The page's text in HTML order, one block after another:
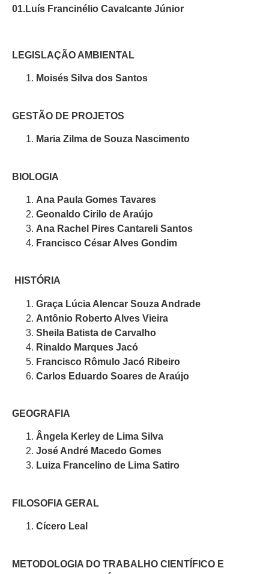
01.Luís Francinélio Cavalcante Júnior
LEGISLAÇÃO AMBIENTAL
Moisés Silva dos Santos
GESTÃO DE PROJETOS
Maria Zilma de Souza Nascimento
BIOLOGIA
Ana Paula Gomes Tavares
Geonaldo Cirilo de Araújo
Ana Rachel Pires Cantareli Santos
Francisco César Alves Gondim
HISTÓRIA
Graça Lúcia Alencar Souza Andrade
Antônio Roberto Alves Vieira
Sheila Batista de Carvalho
Rinaldo Marques Jacó
Francisco Rômulo Jacó Ribeiro
Carlos Eduardo Soares de Araújo
GEOGRAFIA
Ângela Kerley de Lima Silva
José André Macedo Gomes
Luiza Francelino de Lima Satiro
FILOSOFIA GERAL
Cícero Leal
METODOLOGIA DO TRABALHO CIENTÍFICO E